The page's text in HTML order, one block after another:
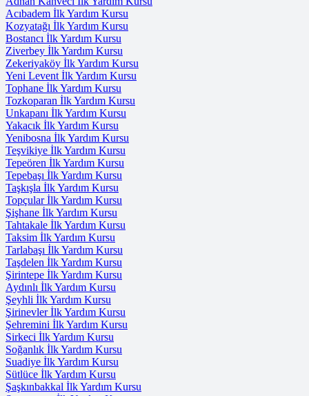
Acıbadem İlk Yardım Kursu
Kozyatağı İlk Yardım Kursu
Bostancı İlk Yardım Kursu
Ziverbey İlk Yardım Kursu
Zekeriyaköy İlk Yardım Kursu
Yeni Levent İlk Yardım Kursu
Tophane İlk Yardım Kursu
Tozkoparan İlk Yardım Kursu
Unkapanı İlk Yardım Kursu
Yakacık İlk Yardım Kursu
Yenibosna İlk Yardım Kursu
Teşvikiye İlk Yardım Kursu
Tepeören İlk Yardım Kursu
Tepebaşı İlk Yardım Kursu
Taşkışla İlk Yardım Kursu
Topçular İlk Yardım Kursu
Şişhane İlk Yardım Kursu
Tahtakale İlk Yardım Kursu
Taksim İlk Yardım Kursu
Tarlabaşı İlk Yardım Kursu
Taşdelen İlk Yardım Kursu
Şirintepe İlk Yardım Kursu
Aydınlı İlk Yardım Kursu
Şeyhli İlk Yardım Kursu
Şirinevler İlk Yardım Kursu
Şehremini İlk Yardım Kursu
Sirkeci İlk Yardım Kursu
Soğanlık İlk Yardım Kursu
Suadiye İlk Yardım Kursu
Sütlüce İlk Yardım Kursu
Şaşkınbakkal İlk Yardım Kursu